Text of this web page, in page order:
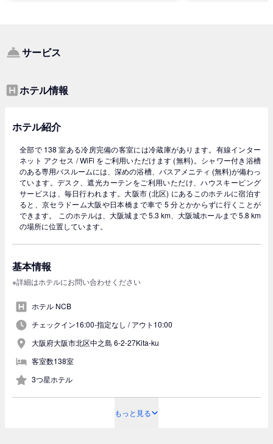
サービス
ホテル情報
ホテル紹介
全部で 138 室ある冷房完備の客室には冷蔵庫があります。有線インター
ネット アクセス / WiFi をご利用いただけます (無料)。シャワー付き浴槽
のある専用バスルームには、深めの浴槽、バスアメニティ (無料)が備わっ
ています。デスク、遮光カーテンをご利用いただけ、ハウスキーピング
サービスは、毎日行われます。大阪市 (北区) にあるこのホテルに宿泊す
ると、京セラドーム大阪や日本橋まで車で 5 分とかからずに行くことが
できます。 このホテルは、大阪城まで 5.3 km、大阪城ホールまで 5.8 km
の場所に位置しています。
基本情報
※詳細はホテルにお問い合わせください
ホテル NCB
チェックイン16:00-指定なし /アウト10:00
大阪府大阪市北区中之島 6-2-27Kita-ku
客室数138室
3つ星ホテル
もっと見る